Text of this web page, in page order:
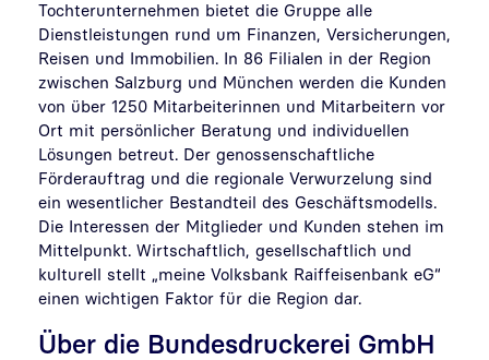
Tochterunternehmen bietet die Gruppe alle
Dienstleistungen rund um Finanzen, Versicherungen,
Reisen und Immobilien. In 86 Filialen in der Region
zwischen Salzburg und München werden die Kunden
von über 1250 Mitarbeiterinnen und Mitarbeitern vor
Ort mit persönlicher Beratung und individuellen
Lösungen betreut. Der genossenschaftliche
Förderauftrag und die regionale Verwurzelung sind
ein wesentlicher Bestandteil des Geschäftsmodells.
Die Interessen der Mitglieder und Kunden stehen im
Mittelpunkt. Wirtschaftlich, gesellschaftlich und
kulturell stellt „meine Volksbank Raiffeisenbank eG“
einen wichtigen Faktor für die Region dar.
Über die Bundesdruckerei GmbH